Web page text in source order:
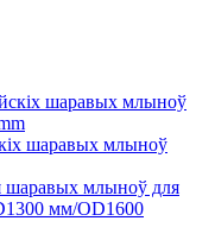
шаравых млыноў